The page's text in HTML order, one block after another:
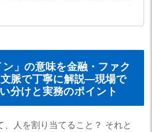
ン」の意味を金融・ファク
脈で丁寧に解説—現場で
分けと実務のポイント
、人を割り当てること？ それと